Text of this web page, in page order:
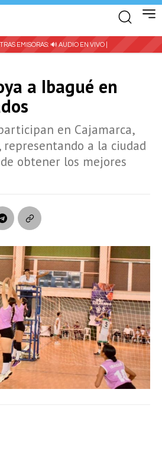
EMISORAS: 🔊 AUDIO EN VIVO |
a Ibagué en
en Cajamarca,
representando a la ciudad
obtener los mejores